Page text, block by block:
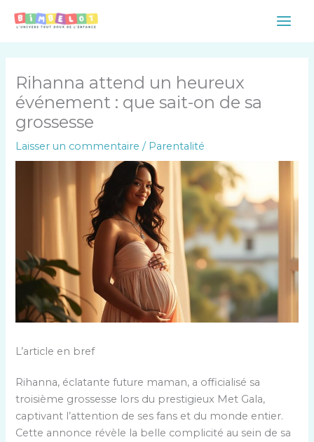
Main
Rihanna attend un heureux
événement : que sait-on de sa
grossesse
Laisser un commentaire / Parentalité
L’article en bref
Rihanna, éclatante future maman, a officialisé sa
troisième grossesse lors du prestigieux Met Gala,
captivant l’attention de ses fans et du monde entier.
Cette annonce révèle la belle complicité au sein de sa